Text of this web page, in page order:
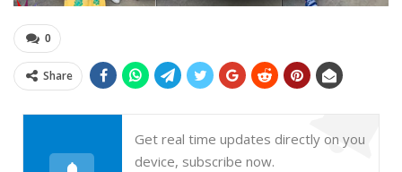
0
Share
Get real time updates directly on you
device, subscribe now.